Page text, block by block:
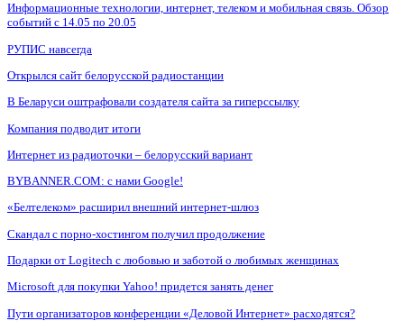
Информационные технологии, интернет, телеком и мобильная связь. Обзор
событий с 14.05 по 20.05
РУПИС навсегда
Открылся сайт белорусской радиостанции
В Беларуси оштрафовали создателя сайта за гиперссылку
Компания подводит итоги
Интернет из радиоточки – белорусский вариант
BYBANNER.COM: c нами Google!
«Белтелеком» расширил внешний интернет-шлюз
Скандал с порно-хостингом получил продолжение
Подарки от Logitech с любовью и заботой о любимых женщинах
Microsoft для покупки Yahoo! придется занять денег
Пути организаторов конференции «Деловой Интернет» расходятся?